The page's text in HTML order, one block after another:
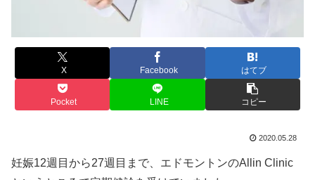
X Facebook はてブ
Pocket LINE コピー
2020.05.28
妊娠12週目から27週目まで、エドモントンのAllin Clinic